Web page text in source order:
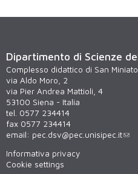
Dipartimento di Scienze
Complesso didattico di San Miniato
via Aldo Moro, 2
via Pier Andrea Mattioli, 4
53100 Siena - Italia
tel. 0577 234414
fax 0577 234414
email: pec.dsv@pec.unisipec.it
Informativa privacy
Cookie settings